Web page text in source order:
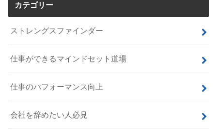
カテゴリー
ストレングスファインダー
仕事ができるマインドセット道場
仕事のパフォーマンス向上
会社を辞めたい人必見